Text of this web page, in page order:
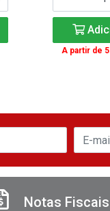
A partir de
Notas Fiscais